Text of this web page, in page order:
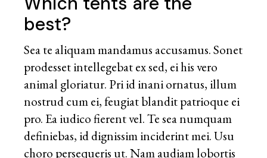
best?
Sea te aliquam mandamus accusamus. Sonet
prodesset intellegebat ex sed, ei his vero
animal gloriatur. Pri id inani ornatus, illum
nostrud cum ei, feugiat blandit patrioque ei
pro. Ea iudico fierent vel. Te sea numquam
definiebas, id dignissim inciderint mei. Usu
choro persequeris ut. Nam audiam lobortis